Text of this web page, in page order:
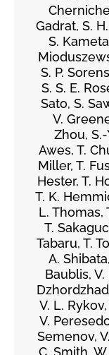
Gadrat, S.
S.
S. P.
S. S. E.
Sato, S.
V.
Zhou,
Awes, T.
Miller, T.
Hester, T.
T. K.
L. Thomas,
T.
Tabaru, T.
A.
Baublis,
V. L.
V.
Semenov,
C. Smith,